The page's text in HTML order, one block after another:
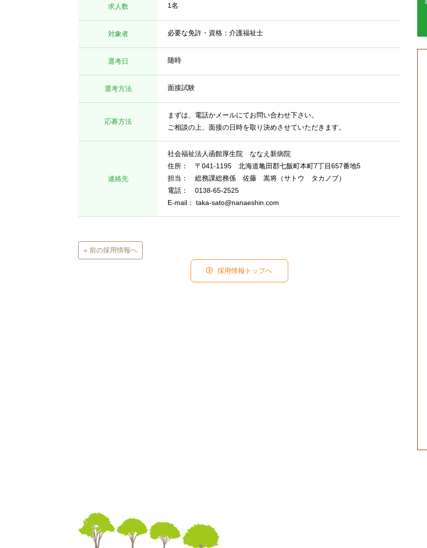
求人数 1名
対象者 必要な免許・資格：介護福祉士
選考日 随時
選考方法 面接試験
応募方法
まずは、電話かメールにてお問い合わせ下さい。
ご相談の上、面接の日時を取り決めさせていただきます。
連絡先
社会福祉法人函館厚生院 ななえ新病院
住所： 〒041-1195 北海道亀田郡七飯町本町7丁目657番地5
担当： 総務課総務係 佐藤 嵩将（サトウ タカノブ）
電話： 0138-65-2525
E-mail： taka-sato@nanaeshin.com
« 前の採用情報へ
採用情報トップへ